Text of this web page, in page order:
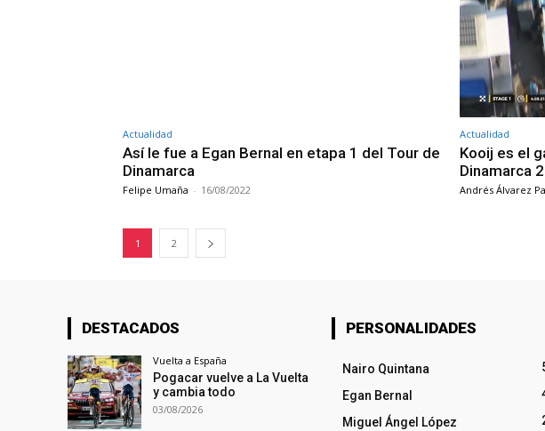
Actualidad
Así le fue a Egan Bernal en etapa 1 del Tour de
Dinamarca
Felipe Umaña - 16/08/2022
Actualidad
Kooij es el
Dinamarca
Andrés Álvarez
1 2
DESTACADOS
Vuelta a España
Pogacar vuelve a La Vuelta
y cambia todo
03/08/2026
PERSONALIDADES
Nairo Quintana
Egan Bernal
Miguel Ángel López